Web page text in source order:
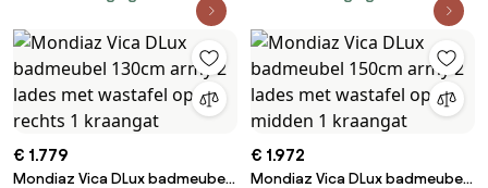
€ 1.779
Mondiaz Vica DLux badmeubel
€ 1.972
Mondiaz Vica DLux badmeubel